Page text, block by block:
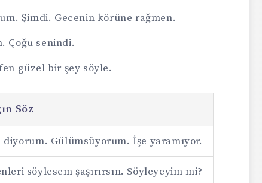
Şimdi. Gecenin körüne rağmen.
Çoğu senindi.
güzel bir şey söyle.
Söz
diyorum. Gülümsüyorum. İşe yaramıyor.
söylesem şaşırırsın. Söyleyeyim mi?